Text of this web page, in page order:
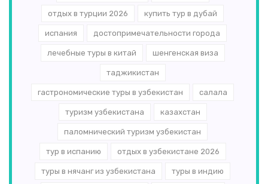
отдых в турции 2026 купить тур в дубай
испания достопримечательности города
лечебные туры в китай шенгенская виза
таджикистан
гастрономические туры в узбекистан салала
туризм узбекистана казахстан
паломнический туризм узбекистан
тур в испанию отдых в узбекистане 2026
туры в нячанг из узбекистана туры в индию